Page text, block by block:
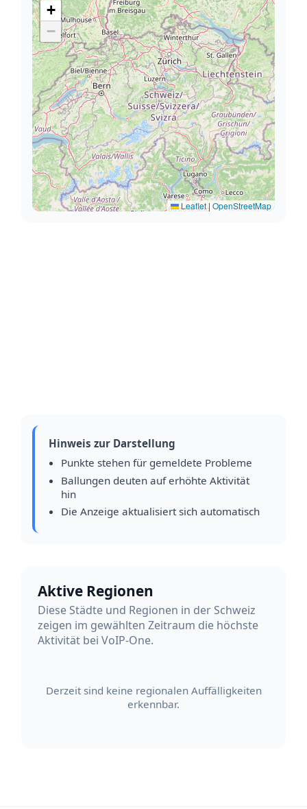
+
−
Leaflet| OpenStreetMap
Hinweis zur Darstellung
Punkte stehen für gemeldete Probleme
Ballungen deuten auf erhöhte Aktivität
hin
Die Anzeige aktualisiert sich automatisch
Aktive Regionen
Diese Städte und Regionen in der Schweiz
zeigen im gewählten Zeitraum die höchste
Aktivität bei VoIP-One.
Derzeit sind keine regionalen Auffälligkeiten
erkennbar.